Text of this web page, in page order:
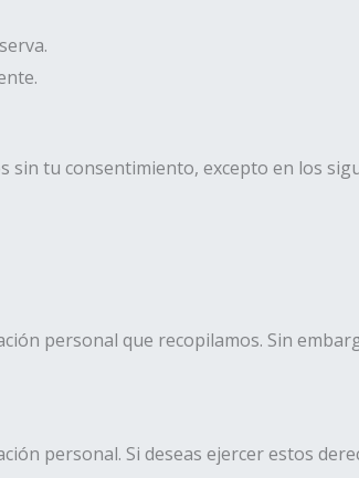
tu consentimiento, excepto en los
personal que recopilamos. Sin
personal. Si deseas ejercer estos